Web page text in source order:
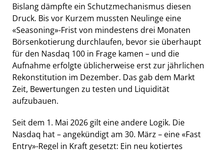
Bislang dämpfte ein Schutzmechanismus diesen
Druck. Bis vor Kurzem mussten Neulinge eine
«Seasoning»-Frist von mindestens drei Monaten
Börsenkotierung durchlaufen, bevor sie überhaupt
für den Nasdaq 100 in Frage kamen – und die
Aufnahme erfolgte üblicherweise erst zur jährlichen
Rekonstitution im Dezember. Das gab dem Markt
Zeit, Bewertungen zu testen und Liquidität
aufzubauen.
Seit dem 1. Mai 2026 gilt eine andere Logik. Die
Nasdaq hat – angekündigt am 30. März – eine «Fast
Entry»-Regel in Kraft gesetzt: Ein neu kotiertes